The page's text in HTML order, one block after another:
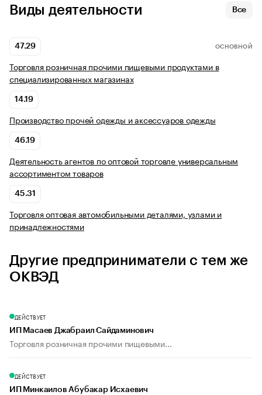
Виды деятельности Все
47.29 ОСНОВНОЙ
Торговля розничная прочими пищевыми продуктами в
специализированных магазинах
14.19
Производство прочей одежды и аксессуаров одежды
46.19
Деятельность агентов по оптовой торговле универсальным
ассортиментом товаров
45.31
Торговля оптовая автомобильными деталями, узлами и
принадлежностями
Другие предприниматели с тем же
ОКВЭД
ДЕЙСТВУЕТ
ИП Масаев Джабраил Сайдаминович
Торговля розничная прочими пищевыми...
ДЕЙСТВУЕТ
ИП Минкаилов Абубакар Исхаевич